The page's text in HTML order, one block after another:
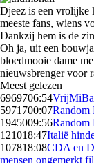
Djeez is een vrolijke
meeste fans, wiens
Dankzij hem is de
Oh ja, uit een
bloedmooie dame
nieuwsbrenger voor
Meest gelezen
6969706:54
5971700:07Random
1945009:56Random
121018:47Italië
107818:08CDA en
mensen ongemerkt